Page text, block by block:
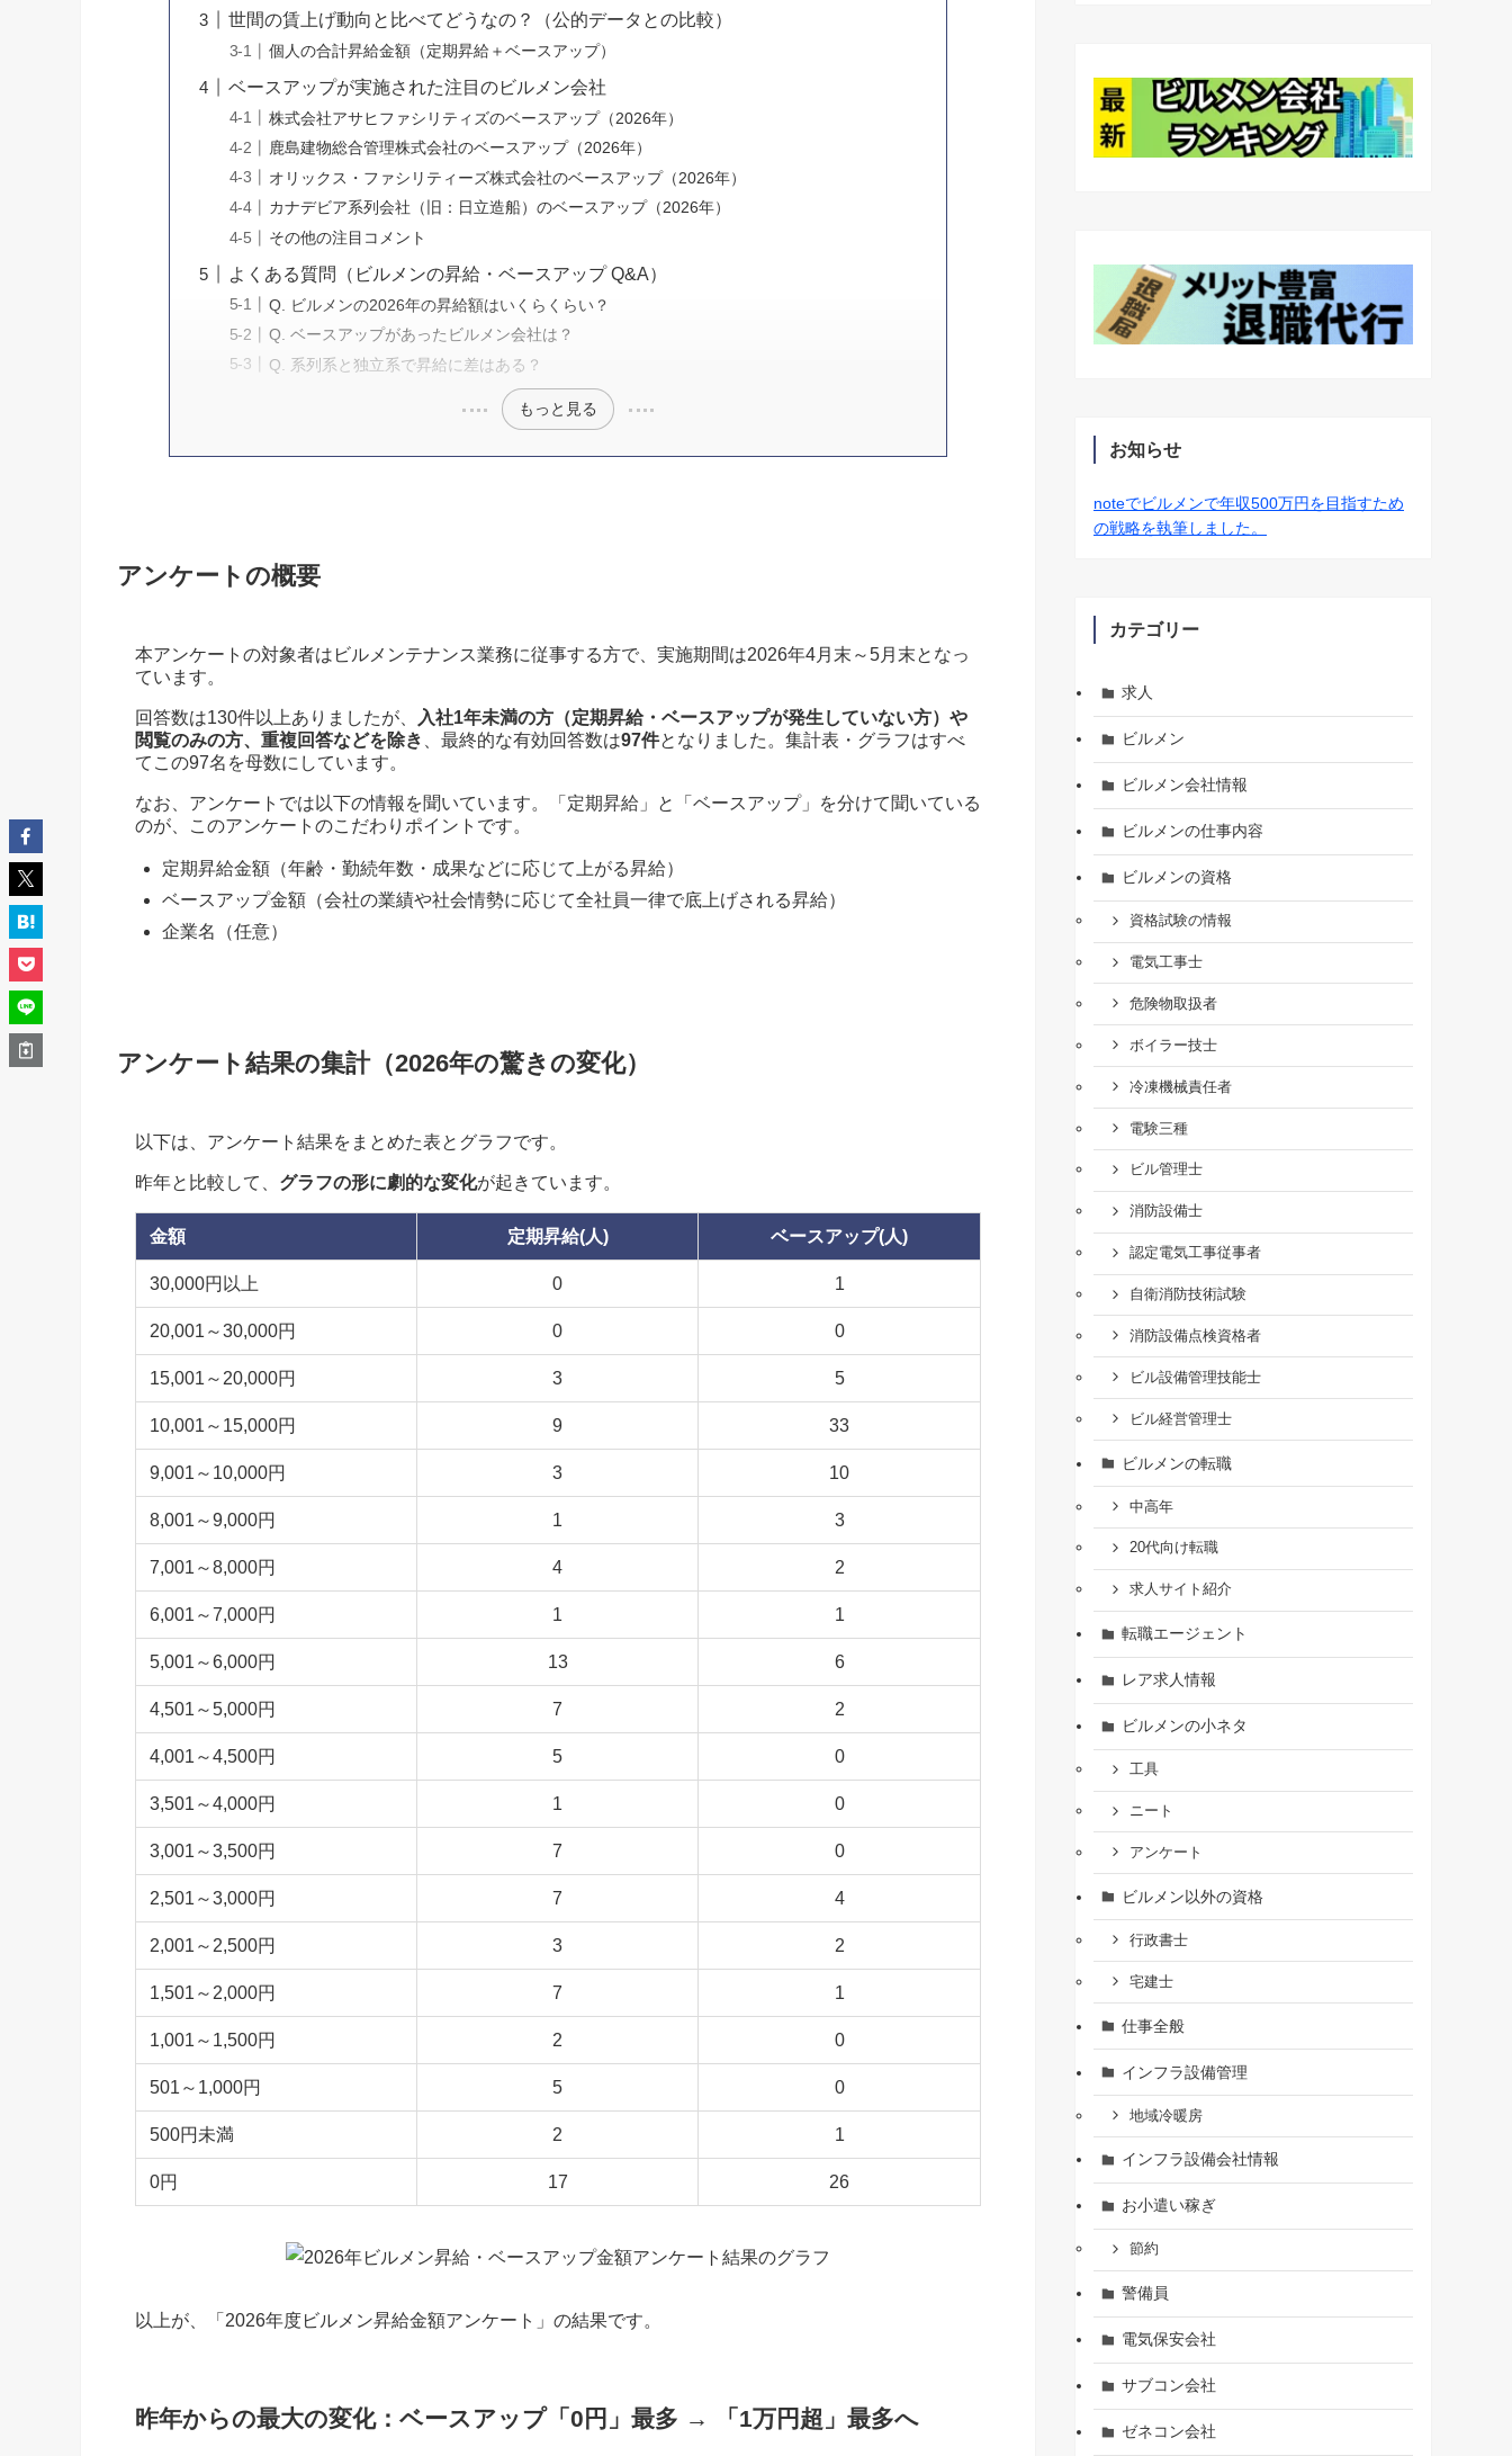
世間の賃上げ動向と比べてどうなの？（公的データとの比較）
個人の合計昇給金額（定期昇給＋ベースアップ）
ベースアップが実施された注目のビルメン会社
株式会社アサヒファシリティズのベースアップ（2026年）
鹿島建物総合管理株式会社のベースアップ（2026年）
オリックス・ファシリティーズ株式会社のベースアップ（2026年）
カナデビア系列会社（旧：日立造船）のベースアップ（2026年）
その他の注目コメント
よくある質問（ビルメンの昇給・ベースアップ Q&A）
Q. ビルメンの2026年の昇給額はいくらくらい？
Q. ベースアップがあったビルメン会社は？
Q. 系列系と独立系で昇給に差はある？
もっと見る
アンケートの概要
本アンケートの対象者はビルメンテナンス業務に従事する方で、実施期間は2026年4月末～5月末となっ
ています。
回答数は130件以上ありましたが、
入社1年未満の方（定期昇給・ベースアップが発生していない方）や
閲覧のみの方、重複回答などを除き
、最終的な有効回答数は97件となりました。集計表・グラフはすべ
てこの97名を母数にしています。
なお、アンケートでは以下の情報を聞いています。「定期昇給」と「ベースアップ」を分けて聞いている
のが、このアンケートのこだわりポイントです。
定期昇給金額（年齢・勤続年数・成果などに応じて上がる昇給）
ベースアップ金額（会社の業績や社会情勢に応じて全社員一律で底上げされる昇給）
企業名（任意）
アンケート結果の集計（2026年の驚きの変化）
以下は、アンケート結果をまとめた表とグラフです。
昨年と比較して、 グラフの形に劇的な変化が起きています。
金額 定期昇給(人) ベースアップ(人)
30,000円以上 0 1
20,001～30,000円 0 0
15,001～20,000円 3 5
10,001～15,000円 9 33
9,001～10,000円 3 10
8,001～9,000円 1 3
7,001～8,000円 4 2
6,001～7,000円 1 1
5,001～6,000円 13 6
4,501～5,000円 7 2
4,001～4,500円 5 0
3,501～4,000円 1 0
3,001～3,500円 7 0
2,501～3,000円 7 4
2,001～2,500円 3 2
1,501～2,000円 7 1
1,001～1,500円 2 0
501～1,000円 5 0
500円未満 2 1
0円 17 26
以上が、「2026年度ビルメン昇給金額アンケート」の結果です。
昨年からの最大の変化：ベースアップ「0円」最多 → 「1万円超」最多へ
お知らせ
noteでビルメンで年収500万円を目指すため
の戦略を執筆しました。
カテゴリー
求人
ビルメン
ビルメン会社情報
ビルメンの仕事内容
ビルメンの資格
資格試験の情報
電気工事士
危険物取扱者
ボイラー技士
冷凍機械責任者
電験三種
ビル管理士
消防設備士
認定電気工事従事者
自衛消防技術試験
消防設備点検資格者
ビル設備管理技能士
ビル経営管理士
ビルメンの転職
中高年
20代向け転職
求人サイト紹介
転職エージェント
レア求人情報
ビルメンの小ネタ
工具
ニート
アンケート
ビルメン以外の資格
行政書士
宅建士
仕事全般
インフラ設備管理
地域冷暖房
インフラ設備会社情報
お小遣い稼ぎ
節約
警備員
電気保安会社
サブコン会社
ゼネコン会社